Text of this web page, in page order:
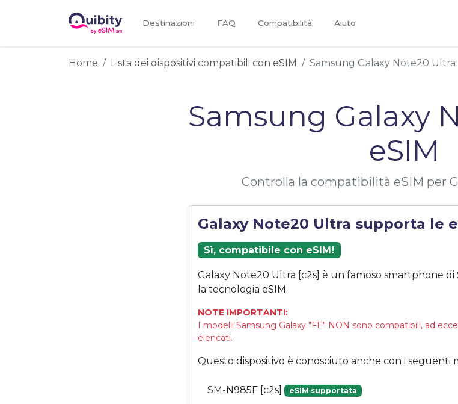
Destinazioni FAQ Compatibilità Aiuto
Home Lista dei dispositivi compatibili con eSIM Samsung Galaxy Note20 Ultra
Samsung Galaxy
eSIM
Controlla la compatibilità eSIM per
Galaxy Note20 Ultra supporta le
Sì, compatibile con eSIM!
Galaxy Note20 Ultra [c2s] è un famoso smartphone
la tecnologia eSIM.
NOTE IMPORTANTI:
I modelli Samsung Galaxy "FE" NON sono compatibili, ad
elencati.
Questo dispositivo è conosciuto anche con i seguenti
SM-N985F [c2s] eSIM supportata